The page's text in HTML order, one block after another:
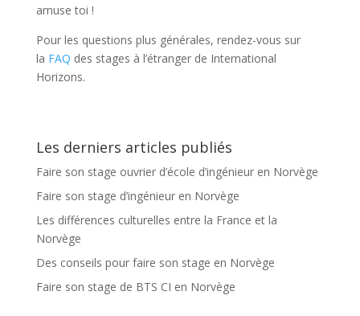
amuse toi !
Pour les questions plus générales, rendez-vous sur
la FAQ des stages à l’étranger de International
Horizons.
Les derniers articles publiés
Faire son stage ouvrier d’école d’ingénieur en Norvège
Faire son stage d’ingénieur en Norvège
Les différences culturelles entre la France et la
Norvège
Des conseils pour faire son stage en Norvège
Faire son stage de BTS CI en Norvège